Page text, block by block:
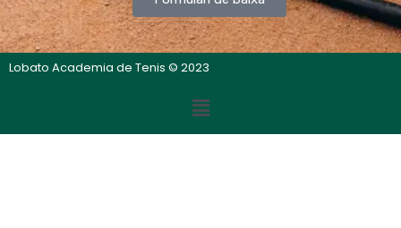
Lobato Academia de Tenis © 2023